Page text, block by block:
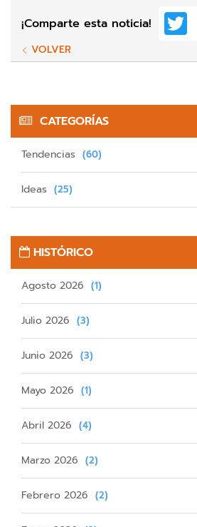
¡Comparte esta noticia!
VOLVER
CATEGORÍAS
Tendencias (60)
Ideas (25)
HISTÓRICO
Agosto 2026 (1)
Julio 2026 (3)
Junio 2026 (3)
Mayo 2026 (1)
Abril 2026 (4)
Marzo 2026 (2)
Febrero 2026 (2)